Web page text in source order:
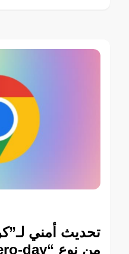
تحديث أمني
من نوع “Zero-day”